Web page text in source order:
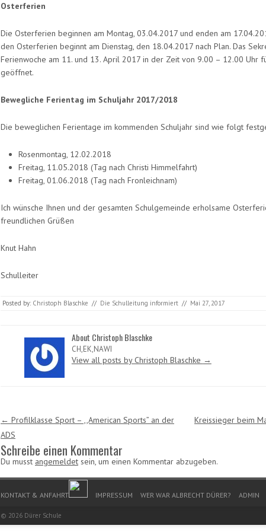
Osterferien
Die Osterferien beginnen am Montag, 03.04.2017 und enden am
den Osterferien beginnt am Dienstag, den 18.04.2017 nach Plan. Das
Ferienwoche am 11. und 13. April 2017 in der Zeit von 9.00 – 12.00 Uhr
geöffnet.
Bewegliche Ferientag im Schuljahr 2017/2018
Die beweglichen Ferientage im kommenden Schuljahr sind wie folgt
Rosenmontag, 12.02.2018
Freitag, 11.05.2018 (Tag nach Christi Himmelfahrt)
Freitag, 01.06.2018 (Tag nach Fronleichnam)
Ich wünsche Ihnen und der gesamten Schulgemeinde erholsame
freundlichen Grüßen
Knut Hahn
Schulleiter
Posted by: Christoph Blaschke // Die Schulleitung informiert // Mai 27, 2017
About Christoph Blaschke
CH,EK,NAWI
View all posts by Christoph Blaschke →
Post navigation
← Profilklasse Sport – ,,American Sports” an der
ADS
Kreissieger beim
Schreibe einen Kommentar
Du musst angemeldet sein, um einen Kommentar abzugeben.
KONTAKT & ANFAHRT IMPRESSUM WER WAR ALBRECHT DÜRER? ADMIN
© 2026 Dürer Schule